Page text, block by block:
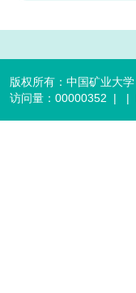
版权所有：中国矿业大学
访问量： 00000352 | |